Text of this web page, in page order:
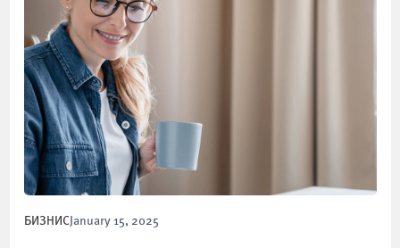
БИЗНИСJanuary 15, 2025